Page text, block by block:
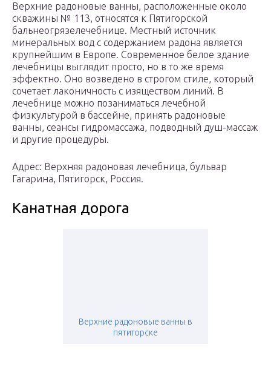
Верхние радоновые ванны, расположенные около
скважины № 113, относятся к Пятигорской
бальнеогрязелечебнице. Местный источник
минеральных вод с содержанием радона является
крупнейшим в Европе. Современное белое здание
лечебницы выглядит просто, но в то же время
эффектно. Оно возведено в строгом стиле, который
сочетает лаконичность с изяществом линий. В
лечебнице можно позаниматься лечебной
физкультурой в бассейне, принять радоновые
ванны, сеансы гидромассажа, подводный душ-массаж
и другие процедуры.
Адрес: Верхняя радоновая лечебница, бульвар
Гагарина, Пятигорск, Россия.
Канатная дорога
Верхние радоновые ванны в
пятигорске